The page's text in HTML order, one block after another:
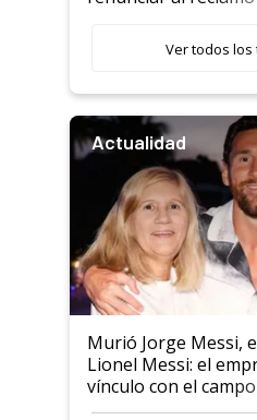
Ver todos los
Actualidad
Murió Jorge Messi,
Lionel Messi: el
vínculo con el campo